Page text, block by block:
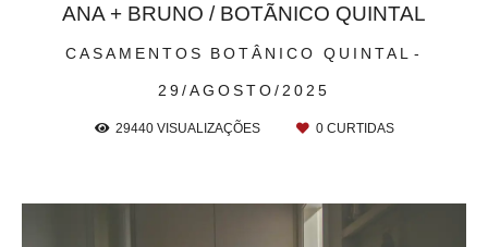
CASAMENTOS BOTÂNICO QUINTAL
29/AGOSTO/2025
ANA + BRUNO / BOTÃNICO QUINTAL
29440VISUALIZAÇÕES 0CURTIDAS